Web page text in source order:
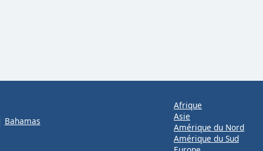
Bahamas
Afrique
Asie
Amérique du Nord
Amérique du Sud